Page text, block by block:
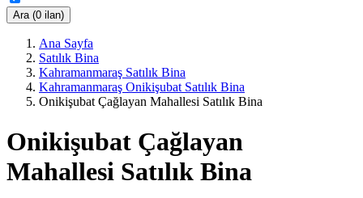
Ara (0 ilan)
Ana Sayfa
Satılık Bina
Kahramanmaraş Satılık Bina
Kahramanmaraş Onikişubat Satılık Bina
Onikişubat Çağlayan Mahallesi Satılık Bina
Onikişubat Çağlayan
Mahallesi Satılık Bina